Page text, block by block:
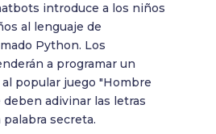
introduce a los niños
al lenguaje de
Python. Los
a programar un
popular juego "Hombre
deben adivinar las letras
secreta.